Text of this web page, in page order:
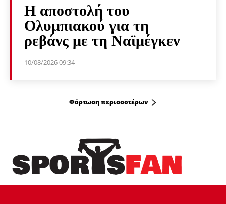
Η αποστολή του
Ολυμπιακού για τη
ρεβάνς με τη Ναϊμέγκεν
10/08/2026 09:34
Φόρτωση περισσοτέρων